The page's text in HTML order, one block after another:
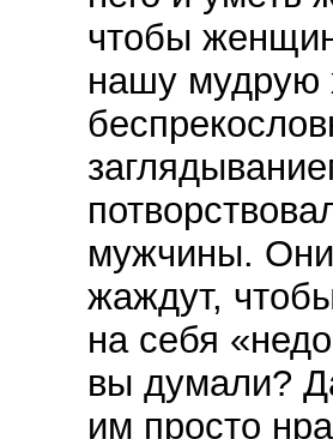
чтобы
нашу мудрую
мужчины. Они
жаждут,
на себя
вы думали?
им просто